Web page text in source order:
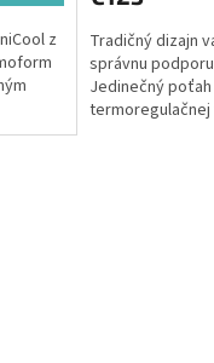
z
Tradičný dizajn
správnu
Jedinečný
termoregulačnej